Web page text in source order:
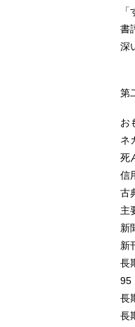
書
深
第
お
ネ
死
信
古
主
新
新
長
95
長
長